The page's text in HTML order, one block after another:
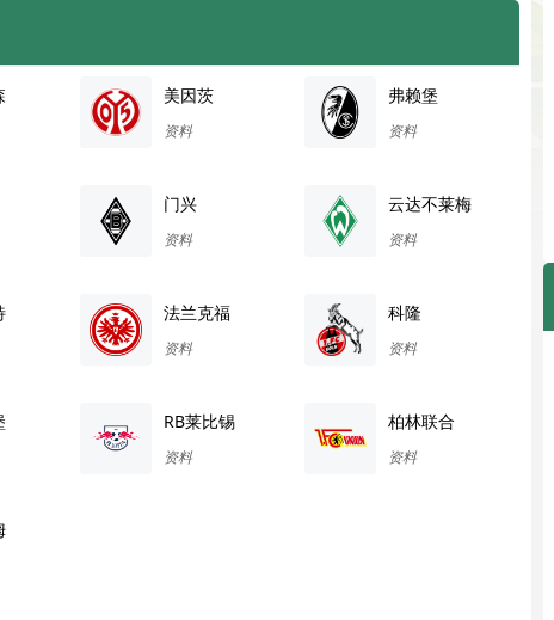
美因茨
资料
弗赖堡
资料
门兴
资料
云达不莱梅
资料
法兰克福
资料
科隆
资料
RB莱比锡
资料
柏林联合
资料